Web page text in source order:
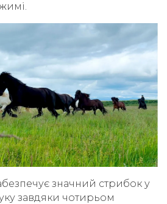
значний стрибок у
завдяки чотирьом